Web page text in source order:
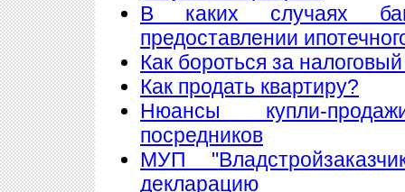
В каких случаях
предоставлении
Как бороться за
Как продать квартиру?
Нюансы купли-
посредников
МУП
декларацию